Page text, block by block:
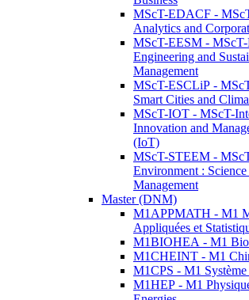
MScT-EDACF -
Analytics and
MScT-EESM -
Engineering and
Management
MScT-ESCLiP -
Smart Cities and
MScT-IOT - MScT-
Innovation and
(IoT)
MScT-STEEM -
Environment :
Management
Master (DNM)
M1APPMATH - M1
Appliquées et
M1BIOHEA - M1
M1CHEINT - M1
M1CPS - M1
M1HEP - M1